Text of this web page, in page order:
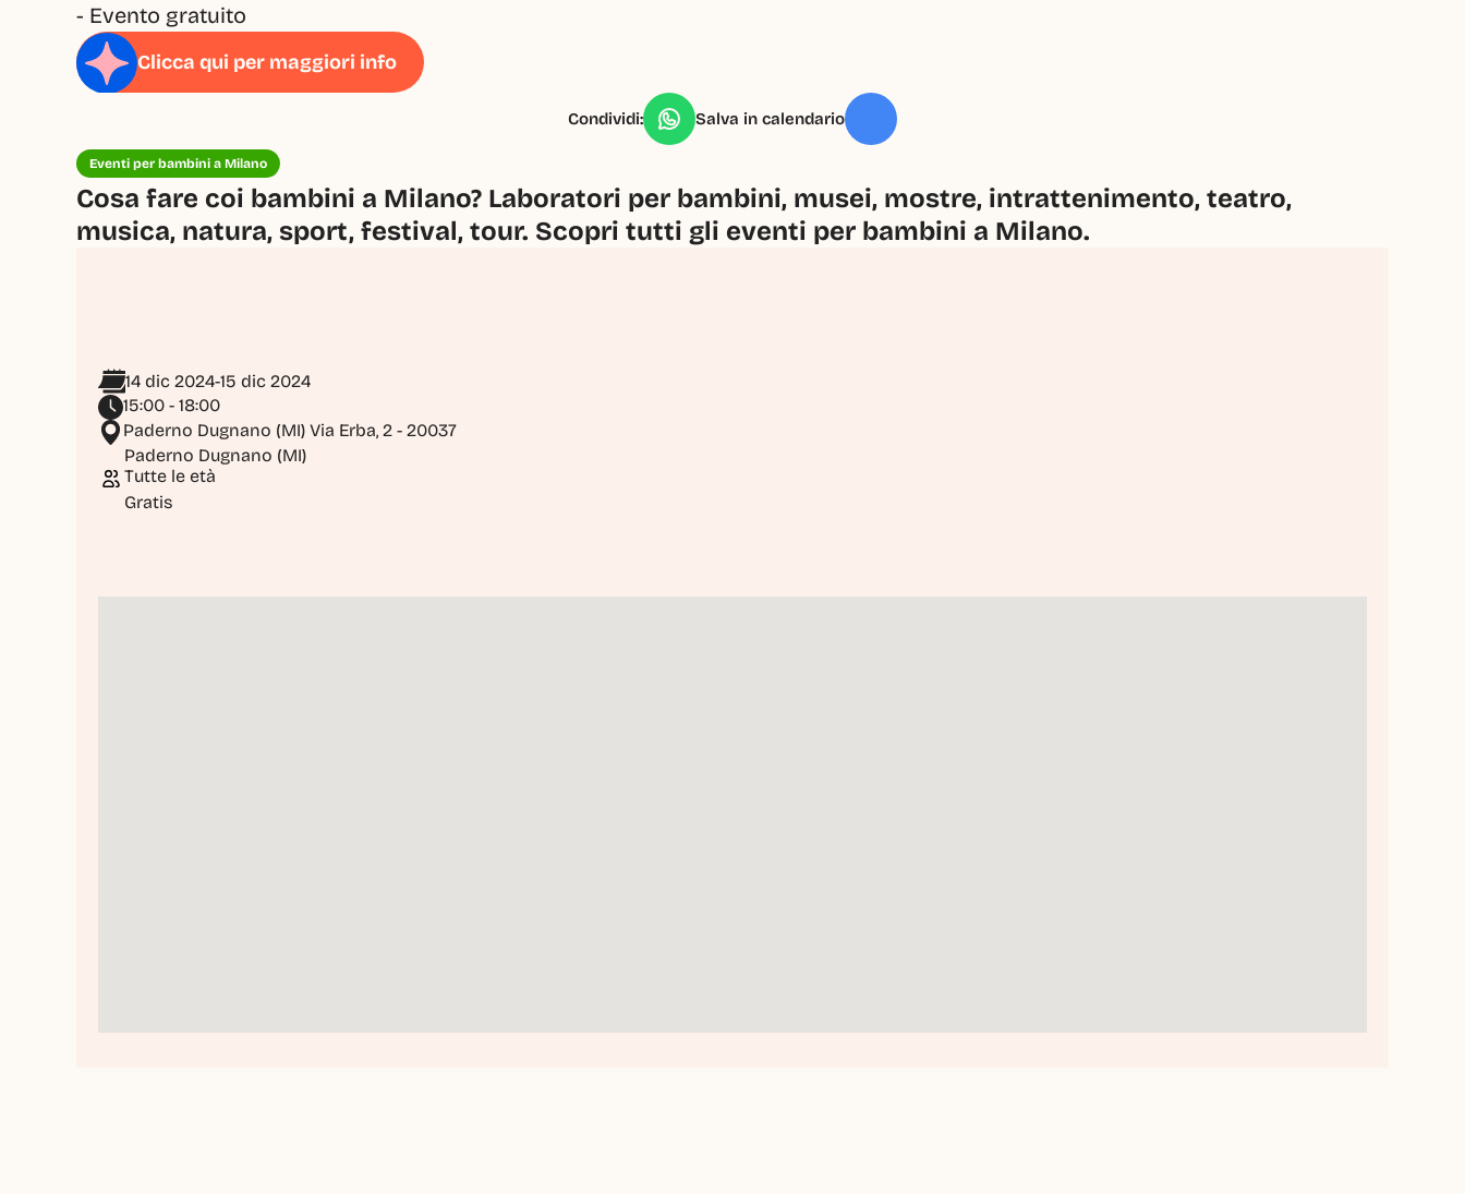
- Evento gratuito
Clicca qui per maggiori info
Condividi: Salva in calendario
Eventi per bambini a Milano
Cosa fare coi bambini a Milano? Laboratori per bambini, musei, mostre, intrattenimento, teatro,
musica, natura, sport, festival, tour. Scopri tutti gli eventi per bambini a Milano.
14 dic 2024-15 dic 2024
15:00 - 18:00
Paderno Dugnano (MI) Via Erba, 2 - 20037
Paderno Dugnano (MI)
Tutte le età
Gratis